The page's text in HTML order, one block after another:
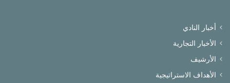
أخبار النادي
الأخبار التجارية
الأرشيف
الأهداف الاستراتيجية